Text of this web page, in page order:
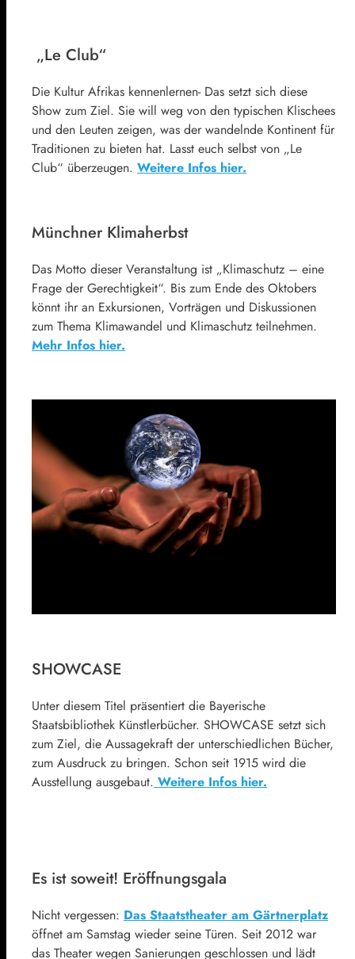
„Le Club“
Die Kultur Afrikas kennenlernen- Das setzt sich diese
Show zum Ziel. Sie will weg von den typischen Klischees
und den Leuten zeigen, was der wandelnde Kontinent für
Traditionen zu bieten hat. Lasst euch selbst von „Le
Club“ überzeugen. Weitere Infos hier.
Münchner Klimaherbst
Das Motto dieser Veranstaltung ist „Klimaschutz – eine
Frage der Gerechtigkeit“. Bis zum Ende des Oktobers
könnt ihr an Exkursionen, Vorträgen und Diskussionen
zum Thema Klimawandel und Klimaschutz teilnehmen.
Mehr Infos hier.
SHOWCASE
Unter diesem Titel präsentiert die Bayerische
Staatsbibliothek Künstlerbücher. SHOWCASE setzt sich
zum Ziel, die Aussagekraft der unterschiedlichen Bücher,
zum Ausdruck zu bringen. Schon seit 1915 wird die
Ausstellung ausgebaut. Weitere Infos hier.
Es ist soweit! Eröffnungsgala
Nicht vergessen: Das Staatstheater am Gärtnerplatz
öffnet am Samstag wieder seine Türen. Seit 2012 war
das Theater wegen Sanierungen geschlossen und lädt